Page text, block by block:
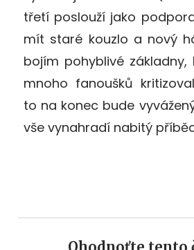
třetí poslouží jako
mít staré kouzlo a nový
bojím pohyblivé
mnoho fanoušků
to na konec bude
vše vynahradí nabitý